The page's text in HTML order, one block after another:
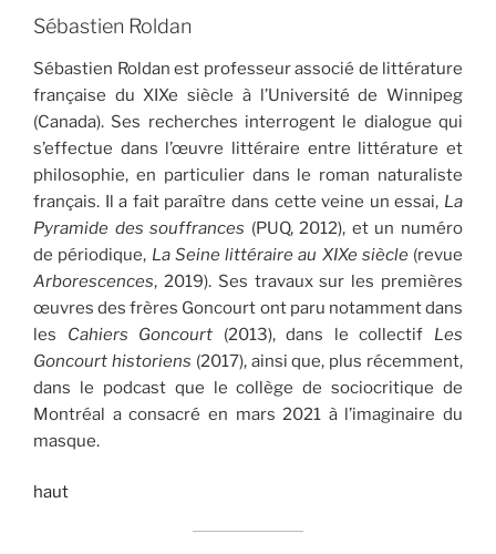
Sébastien Roldan
Sébastien Roldan est professeur associé de littérature
française du XIXe siècle à l’Université de Winnipeg
(Canada). Ses recherches interrogent le dialogue qui
s’effectue dans l’œuvre littéraire entre littérature et
philosophie, en particulier dans le roman naturaliste
français. Il a fait paraître dans cette veine un essai, La
Pyramide des souffrances (PUQ, 2012), et un numéro
de périodique, La Seine littéraire au XIXesiècle(revue
Arborescences, 2019). Ses travaux sur les premières
œuvres des frères Goncourt ont paru notamment dans
les Cahiers Goncourt (2013), dans le collectif Les
Goncourt historiens (2017), ainsi que, plus récemment,
dans le podcast que le collège de sociocritique de
Montréal a consacré en mars 2021 à l’imaginaire du
masque.
haut